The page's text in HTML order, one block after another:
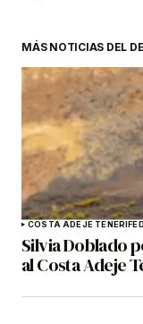
MÁS NOTICIAS DEL
COSTA ADEJE TENERIFE
Silvia Doblado
al Costa Adeje